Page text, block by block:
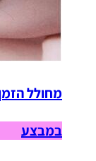
מחולל
במבצע